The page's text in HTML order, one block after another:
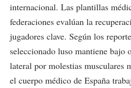
internacional. Las plantillas
federaciones evalúan la
jugadores clave. Según los
seleccionado luso mantiene bajo
lateral por molestias musculares
el cuerpo médico de España